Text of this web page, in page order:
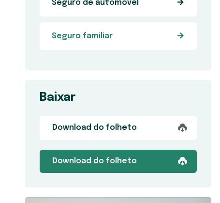
Seguro de automóvel
Seguro familiar
Baixar
Download do folheto
Download do folheto